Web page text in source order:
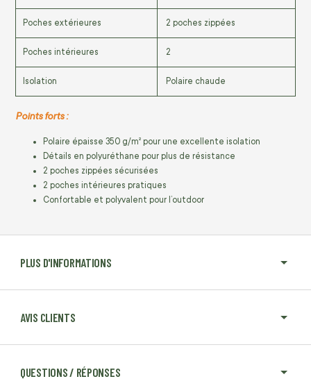
PLUS D'INFORMATIONS
AVIS CLIENTS
QUESTIONS / RÉPONSES
Poches extérieures 2 poches zippées
Poches intérieures 2
Isolation Polaire chaude
Points forts :
Polaire épaisse 350 g/m² pour une excellente isolation
Détails en polyuréthane pour plus de résistance
2 poches zippées sécurisées
2 poches intérieures pratiques
Confortable et polyvalent pour l’outdoor